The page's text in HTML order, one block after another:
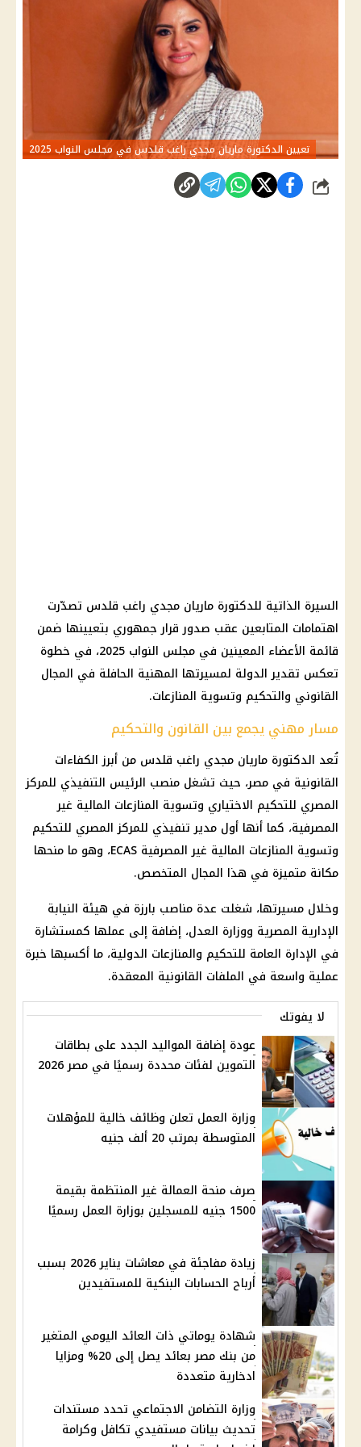
تعيين الدكتورة ماريان مجدي راغب قلدس في مجلس النواب 2025
شارك
السيرة الذاتية للدكتورة ماريان مجدي راغب قلدس تصدّرت
اهتمامات المتابعين عقب صدور قرار جمهوري بتعيينها ضمن
قائمة الأعضاء المعينين في مجلس النواب 2025، في خطوة
تعكس تقدير الدولة لمسيرتها المهنية الحافلة في المجال
القانوني والتحكيم وتسوية المنازعات.
مسار مهني يجمع بين القانون والتحكيم
تُعد الدكتورة ماريان مجدي راغب قلدس من أبرز الكفاءات
القانونية في مصر، حيث تشغل منصب الرئيس التنفيذي للمركز
المصري للتحكيم الاختياري وتسوية المنازعات المالية غير
المصرفية، كما أنها أول مدير تنفيذي للمركز المصري للتحكيم
وتسوية المنازعات المالية غير المصرفية ECAS، وهو ما منحها
مكانة متميزة في هذا المجال المتخصص.
وخلال مسيرتها، شغلت عدة مناصب بارزة في هيئة النيابة
الإدارية المصرية ووزارة العدل، إضافة إلى عملها كمستشارة
في الإدارة العامة للتحكيم والمنازعات الدولية، ما أكسبها خبرة
عملية واسعة في الملفات القانونية المعقدة.
لا يفوتك
عودة إضافة المواليد الجدد على بطاقات
التموين لفئات محددة رسميًا في مصر 2026
وزارة العمل تعلن وظائف خالية للمؤهلات
المتوسطة بمرتب 20 ألف جنيه
صرف منحة العمالة غير المنتظمة بقيمة
1500 جنيه للمسجلين بوزارة العمل رسميًا
زيادة مفاجئة في معاشات يناير 2026 بسبب
أرباح الحسابات البنكية للمستفيدين
شهادة يوماتي ذات العائد اليومي المتغير
من بنك مصر بعائد يصل إلى 20% ومزايا
ادخارية متعددة
وزارة التضامن الاجتماعي تحدد مستندات
تحديث بيانات مستفيدي تكافل وكرامة